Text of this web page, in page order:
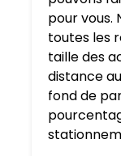
pour vous.
toutes les
taille des
distance
fond de